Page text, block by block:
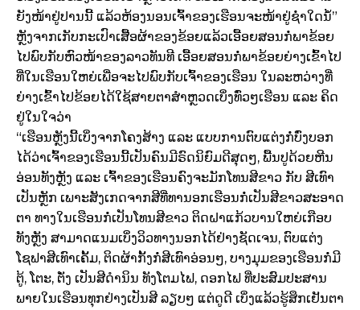
ຍັງໜ້າຢູ່ປານນີ້ ແລ້ວຫ້ອງນອນເຈົ້າຂອງເຮືອນຈະໜ້າຢູ່ຊ່ຳໃດນໍ້”
ຫຼັງຈາກເກັບກະເປົາເສື້ອຜ້າຂອງຂ້ອຍແລ້ວເອື້ອຍສອນກໍ່ພາຂ້ອຍ
ໄປພົບກັບຫົວໜ້າຂອງລາວທັນທີ ເອື້ອຍສອນກໍ່ພາຂ້ອຍຍ່າງເຂົ້າໄປ
ທີ່ໃນເຮືອນໃຫຍ່ເພື່ອຈະໄປພົບກັບເຈົ້າຂອງເຮືອນ ໃນລະຫວ່າງທີ່
ຍ່າງເຂົ້າໄປຂ້ອຍໄດ້ໃຊ້ສາຍຕາສຳຫຼວດເບິ່ງທົ່ວໆເຮືອນ ແລະ ຄິດ
ຢູ່ໃນໃຈວ່າ
“ເຮືອນຫຼັງນີ້ເບິ່ງຈາກໂຄງສ້າງ ແລະ ແບບການຕົບແຕ່ງກໍ່ບົ່ງບອກ
ໄດ້ວ່າເຈົ້າຂອງເຮືອນນີ້ເປັນຄົນມີຣົດນິຍົມດີສຸດໆ, ພື້ນປູດ້ວຍຫີນ
ອ່ອນທັງຫຼັງ ແລະ ເຈົ້າຂອງເຮືອນຄົງຈະມັກໂທນສີຂາວ ກັບ ສີເທົາ
ເປັນຫຼັກ ເພາະສັງເກດຈາກສີທີ່ທານອກເຮືອນກໍ່ເປັນສີຂາວສະອາດ
ຕາ ທາງໃນເຮືອນກໍ່ເປັນໂທນສີຂາວ ຕິດຝາແກ້ວບານໃຫຍ່ເກືອບ
ທັງຫຼັງ ສາມາດແນມເບິ່ງວິວທາງນອກໄດ້ຢ່າງຊັດເຈນ, ຕົບແຕ່ງ
ໂຊຟາສີເທົາເຄັ້ມ, ຕິດຜ້າກັ້ງກໍ່ສີເທົາອ່ອນໆ, ບາງມຸມຂອງເຮືອນກໍ່ມີ
ຕູ້, ໂຕະ, ຕັ່ງ ເປັນສີດຳນິນ ທັງໂຕມໄຟ, ດອກໄຟ ທີ່ປະສົມປະສານ
ພາຍໃນເຮືອນທຸກຢ່າງເປັນສີ ລຽບໆ ແຕ່ດູດີ ເບິ່ງແລ້ວຮູ້ສຶກເຢັນຕາ